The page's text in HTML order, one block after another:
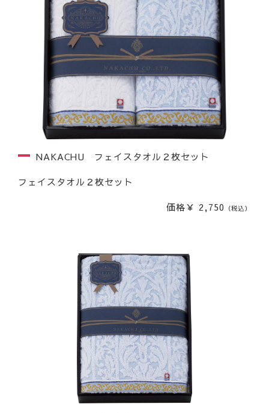
NAKACHU フェイスタオル２枚セット
フェイスタオル２枚セット
価格￥ 2,750 （税込）